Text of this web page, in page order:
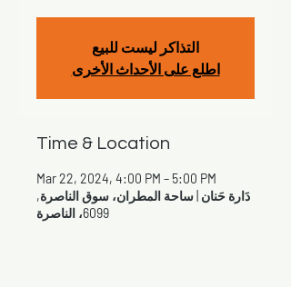
التذاكر ليست للبيع
اطلع على الأحداث الأخرى
Time & Location
Mar 22, 2024, 4:00 PM – 5:00 PM
دَارة حَنان | ساحة المطران، سوق الناصرة,
6099، الناصرة